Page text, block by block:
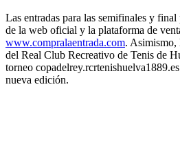
Las entradas para las semifinales y
de la web oficial y la plataforma de
www.compralaentrada.com. Asimismo,
del Real Club Recreativo de Tenis de
torneo
nueva edición.